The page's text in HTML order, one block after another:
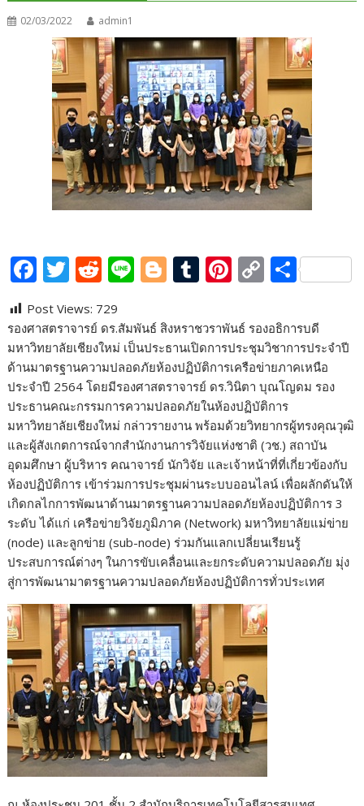
02/03/2022 admin1
F
e
b
o
o
k
T
itt
er
R
d
di
t
Li
e
Bl
g
g
er
T
m
bl
r
Pi
er
e
st
C
p
y
Li
n
k
S
ar
e
Post Views: 729
รองศาสตราจารย์ ดร.สัมพันธ์ สิงหราชวราพันธ์ รองอธิการบดี
มหาวิทยาลัยเชียงใหม่ เป็นประธานเปิดการประชุมวิชาการประจำปี
ด้านมาตรฐานความปลอดภัยห้องปฏิบัติการเครือข่ายภาคเหนือ
ประจำปี 2564 โดยมีรองศาสตราจารย์ ดร.วินิตา บุณโญดม รอง
ประธานคณะกรรมการความปลอดภัยในห้องปฏิบัติการ
มหาวิทยาลัยเชียงใหม่ กล่าวรายงาน พร้อมด้วยวิทยากรผู้ทรงคุณวุฒิ
และผู้สังเกตการณ์จากสำนักงานการวิจัยแห่งชาติ (วช.) สถาบัน
อุดมศึกษา ผู้บริหาร คณาจารย์ นักวิจัย และเจ้าหน้าที่ที่เกี่ยวข้องกับ
ห้องปฏิบัติการ เข้าร่วมการประชุมผ่านระบบออนไลน์ เพื่อผลักดันให้
เกิดกลไกการพัฒนาด้านมาตรฐานความปลอดภัยห้องปฏิบัติการ 3
ระดับ ได้แก่ เครือข่ายวิจัยภูมิภาค (Network) มหาวิทยาลัยแม่ข่าย
(node) และลูกข่าย (sub-node) ร่วมกันแลกเปลี่ยนเรียนรู้
ประสบการณ์ต่างๆ ในการขับเคลื่อนและยกระดับความปลอดภัย มุ่ง
สู่การพัฒนามาตรฐานความปลอดภัยห้องปฏิบัติการทั่วประเทศ